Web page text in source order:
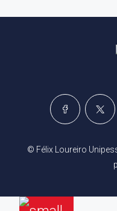
© Félix Loureiro